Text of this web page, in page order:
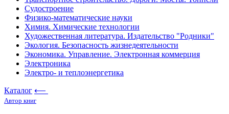
Судостроение
Физико-математические науки
Химия. Химические технологии
Художественная литература. Издательство "Родники"
Экология. Безопасность жизнедеятельности
Экономика. Управление. Электронная коммерция
Электроника
Электро- и теплоэнергетика
Каталог ⟵
Автор книг